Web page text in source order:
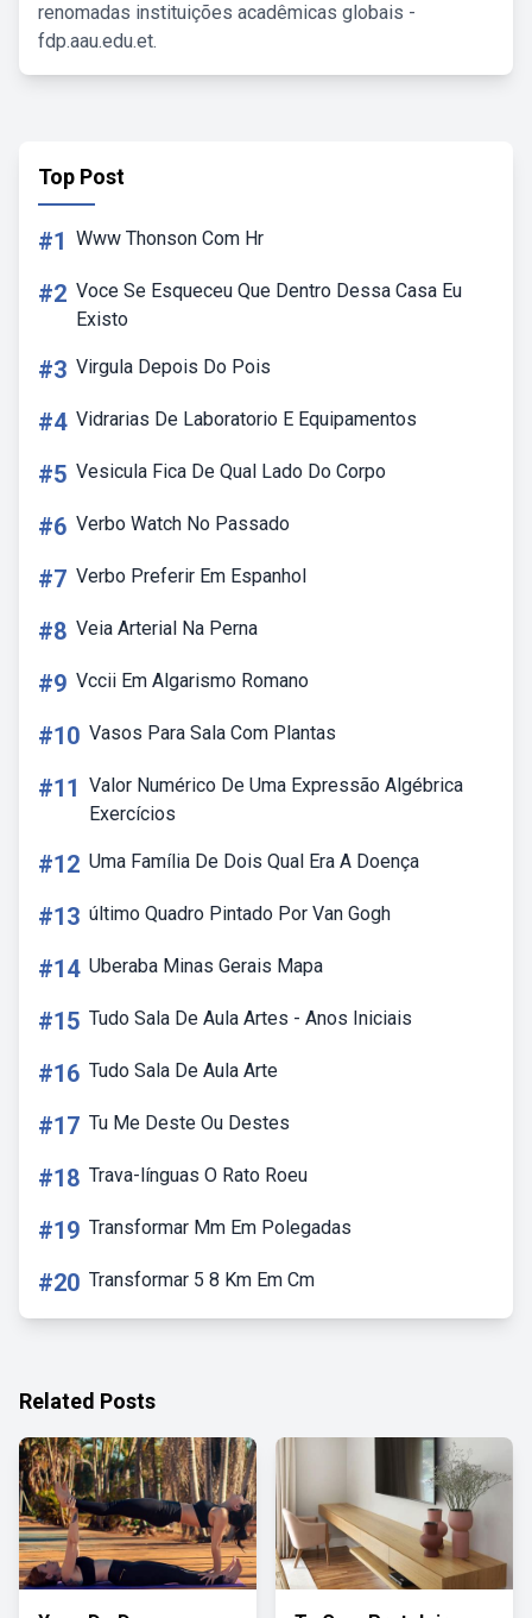
renomadas instituições acadêmicas globais -
fdp.aau.edu.et.
Top Post
#1 Www Thonson Com Hr
#2 Voce Se Esqueceu Que Dentro Dessa Casa Eu
Existo
#3 Virgula Depois Do Pois
#4 Vidrarias De Laboratorio E Equipamentos
#5 Vesicula Fica De Qual Lado Do Corpo
#6 Verbo Watch No Passado
#7 Verbo Preferir Em Espanhol
#8 Veia Arterial Na Perna
#9 Vccii Em Algarismo Romano
#10 Vasos Para Sala Com Plantas
#11 Valor Numérico De Uma Expressão Algébrica
Exercícios
#12 Uma Família De Dois Qual Era A Doença
#13 último Quadro Pintado Por Van Gogh
#14 Uberaba Minas Gerais Mapa
#15 Tudo Sala De Aula Artes - Anos Iniciais
#16 Tudo Sala De Aula Arte
#17 Tu Me Deste Ou Destes
#18 Trava-línguas O Rato Roeu
#19 Transformar Mm Em Polegadas
#20 Transformar 5 8 Km Em Cm
Related Posts